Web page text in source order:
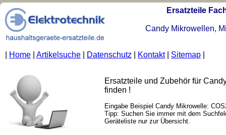
Ersatzteile
Candy Mikrowellen,
Home Artikelsuche Datenschutz Kontakt| Sitemap
Ersatzteile und Zubehör für
finden !
Eingabe Beispiel Candy Mikrowelle:
Tipp: Suchen Sie immer mit dem
Geräteliste nur zur Übersicht.